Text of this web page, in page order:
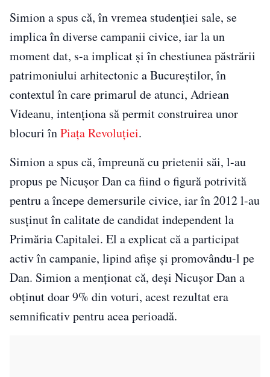
Simion a spus că, în vremea studenției sale, se
implica în diverse campanii civice, iar la un
moment dat, s-a implicat și în chestiunea păstrării
patrimoniului arhitectonic a Bucureștilor, în
contextul în care primarul de atunci, Adriean
Videanu, intenționa să permit construirea unor
blocuri înPiața Revoluției.
Simion a spus că, împreună cu prietenii săi, l-au
propus pe Nicușor Dan ca fiind o figură potrivită
pentru a începe demersurile civice, iar în 2012 l-au
susținut în calitate de candidat independent la
Primăria Capitalei. El a explicat că a participat
activ în campanie, lipind afișe și promovându-l pe
Dan. Simion a menționat că, deși Nicușor Dan a
obținut doar 9% din voturi, acest rezultat era
semnificativ pentru acea perioadă.